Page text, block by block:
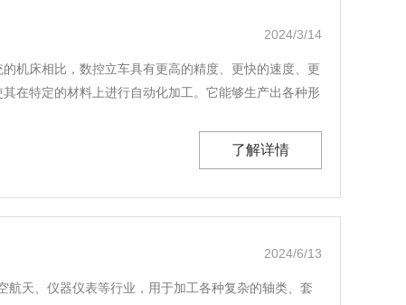
2024/3/14
机床相比，数控立车具有更高的精度、更快的速度、更
在特定的材料上进行自动化加工。它能够生产出各种形
了解详情
2024/6/13
天、仪器仪表等行业，用于加工各种复杂的轴类、套